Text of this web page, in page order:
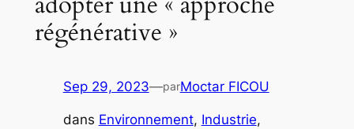
régénérative »
Sep 29, 2023—parMoctar FICOU
dans Environnement, Industrie